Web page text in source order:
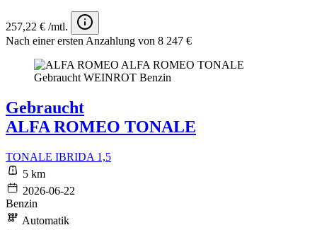
257,22 € /mtl.
Nach einer ersten Anzahlung von 8 247 €
Gebraucht
ALFA ROMEO TONALE
TONALE IBRIDA 1,5
5 km
2026-06-22
Benzin
Automatik